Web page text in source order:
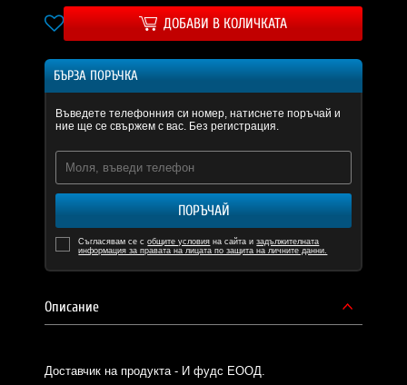
ДОБАВИ В КОЛИЧКАТА
БЪРЗА ПОРЪЧКА
Въведете телефонния си номер, натиснете поръчай и
ние ще се свържем с вас. Без регистрация.
ПОРЪЧАЙ
Съгласявам се собщите условия на сайта изадължителната
информация за правата на лицата по защита на личните данни.
Описание
Доставчик на продукта - И фудс ЕООД.